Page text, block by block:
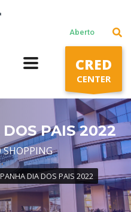
Aberto
Praça de alimentação
Cinema
a Sábado: 10h às 22h
e Feriados: 14h às 20h
CRED
CENTER
PAIS 2022
DIA DOS PAIS 2022